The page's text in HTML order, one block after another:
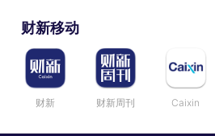
财新移动
财新 财新周刊 Caixin